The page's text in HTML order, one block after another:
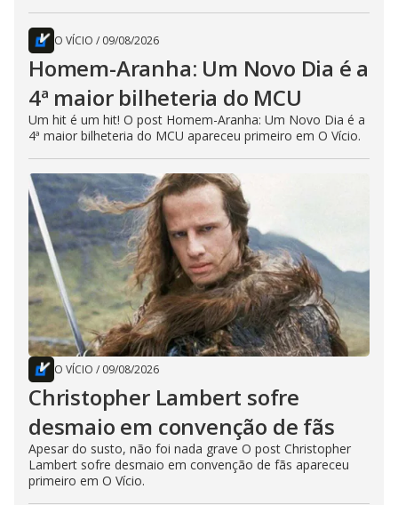
O VÍCIO / 09/08/2026
Homem-Aranha: Um Novo Dia é a
4ª maior bilheteria do MCU
Um hit é um hit! O post Homem-Aranha: Um Novo Dia é a
4ª maior bilheteria do MCU apareceu primeiro em O Vício.
O VÍCIO / 09/08/2026
Christopher Lambert sofre
desmaio em convenção de fãs
Apesar do susto, não foi nada grave O post Christopher
Lambert sofre desmaio em convenção de fãs apareceu
primeiro em O Vício.